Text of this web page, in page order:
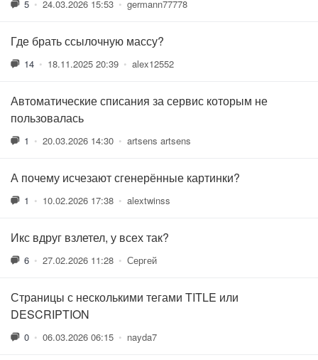
5 • 24.03.2026 15:53 • germann77778
Где брать ссылочную массу?
14 • 18.11.2025 20:39 • alex12552
Автоматические списания за сервис которым не
пользовалась
1 • 20.03.2026 14:30 • artsens artsens
А почему исчезают сгенерённые картинки?
1 • 10.02.2026 17:38 • alextwinss
Икс вдруг взлетел, у всех так?
6 • 27.02.2026 11:28 • Сергей
Страницы с несколькими тегами TITLE или
DESCRIPTION
0 • 06.03.2026 06:15 • nayda7